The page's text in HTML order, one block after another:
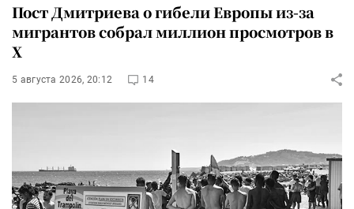
Пост Дмитриева о гибели Европы из-за
мигрантов собрал миллион просмотров в
X
5 августа 2026, 20:12 14